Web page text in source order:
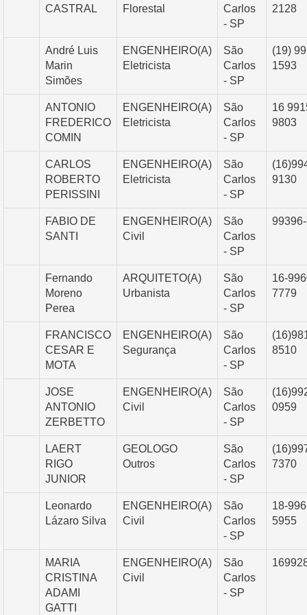
CASTRAL
Florestal
Carlos
- SP
2128
André Luis
Marin
Simões
ENGENHEIRO(A)
Eletricista
São
Carlos
- SP
(19)
1593
ANTONIO
FREDERICO
COMIN
ENGENHEIRO(A)
Eletricista
São
Carlos
- SP
16
9803
CARLOS
ROBERTO
PERISSINI
ENGENHEIRO(A)
Eletricista
São
Carlos
- SP
9130
FABIO DE
SANTI
ENGENHEIRO(A)
Civil
São
Carlos
- SP
Fernando
Moreno
Perea
ARQUITETO(A)
Urbanista
São
Carlos
- SP
16-
7779
FRANCISCO
CESAR E
MOTA
ENGENHEIRO(A)
Segurança
São
Carlos
- SP
8510
JOSE
ANTONIO
ZERBETTO
ENGENHEIRO(A)
Civil
São
Carlos
- SP
0959
LAERT
RIGO
JUNIOR
GEOLOGO
Outros
São
Carlos
- SP
7370
Leonardo
Lázaro Silva
ENGENHEIRO(A)
Civil
São
Carlos
- SP
18-
5955
MARIA
CRISTINA
ADAMI
GATTI
ENGENHEIRO(A)
Civil
São
Carlos
- SP